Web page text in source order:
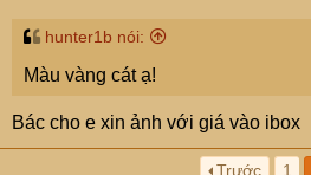
hunter1b nói:
Màu vàng cát ạ!
Bác cho e xin ảnh với giá vào ibox
Trước 1